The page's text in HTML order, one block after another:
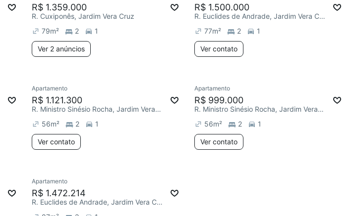
R$ 1.359.000
R. Cuxiponês, Jardim Vera Cruz
79m² 2 1
Ver 2 anúncios
R$ 1.500.000
R. Euclides de Andrade, Jardim Vera Cruz
77m² 2 1
Ver contato
Apartamento
R$ 1.121.300
R. Ministro Sinésio Rocha, Jardim Vera Cruz
56m² 2 1
Ver contato
Apartamento
R$ 999.000
R. Ministro Sinésio Rocha, Jardim Vera Cruz
56m² 2 1
Ver contato
Apartamento
R$ 1.472.214
R. Euclides de Andrade, Jardim Vera Cruz